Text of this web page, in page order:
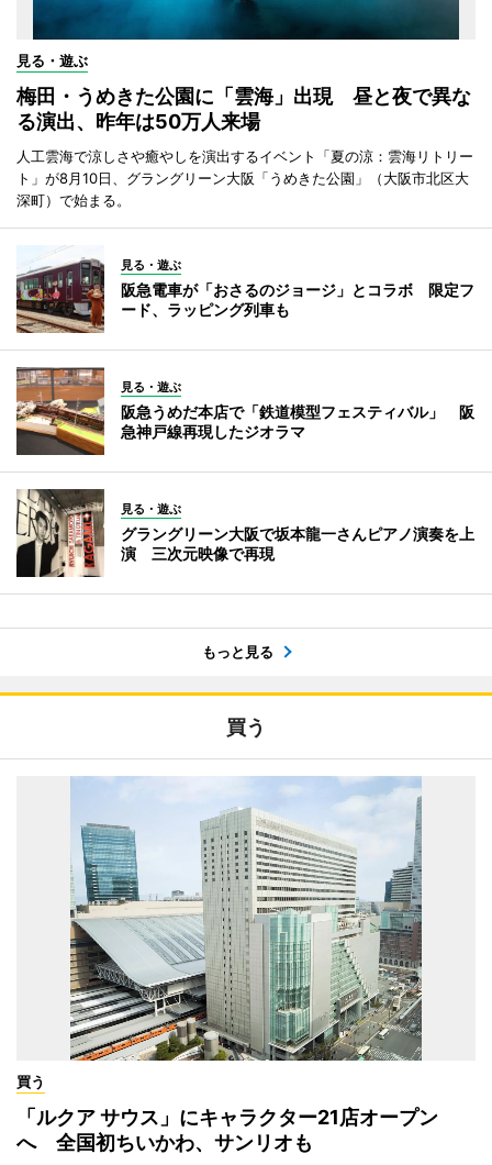
見る・遊ぶ
梅田・うめきた公園に「雲海」出現 昼と夜で異な
る演出、昨年は50万人来場
人工雲海で涼しさや癒やしを演出するイベント「夏の涼：雲海リトリー
ト」が8月10日、グラングリーン大阪「うめきた公園」（大阪市北区大
深町）で始まる。
見る・遊ぶ
阪急電車が「おさるのジョージ」とコラボ 限定フ
ード、ラッピング列車も
見る・遊ぶ
阪急うめだ本店で「鉄道模型フェスティバル」 阪
急神戸線再現したジオラマ
見る・遊ぶ
グラングリーン大阪で坂本龍一さんピアノ演奏を上
演 三次元映像で再現
もっと見る
買う
買う
「ルクア サウス」にキャラクター21店オープン
へ 全国初ちいかわ、サンリオも